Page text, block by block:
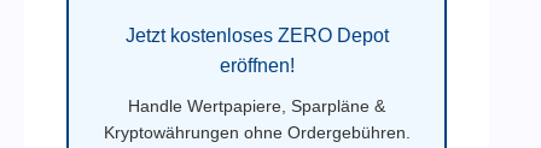
Jetzt kostenloses ZERO Depot
eröffnen!
Handle Wertpapiere, Sparpläne &
Kryptowährungen ohne Ordergebühren.